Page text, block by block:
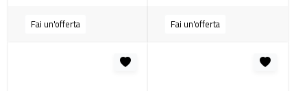
Fai un'offerta Fai un'offerta